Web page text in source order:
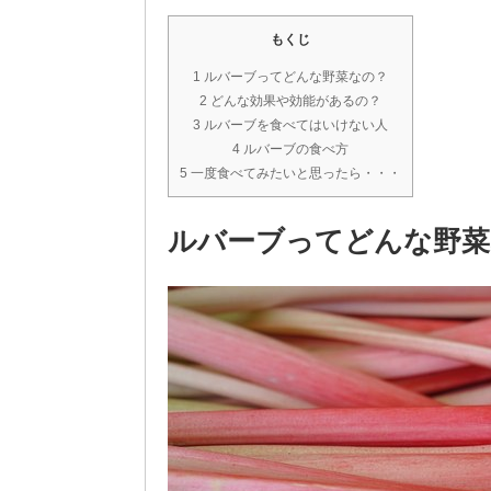
もくじ
1 ルバーブってどんな野菜なの？
2 どんな効果や効能があるの？
3 ルバーブを食べてはいけない人
4 ルバーブの食べ方
5 一度食べてみたいと思ったら・・・
ルバーブってどんな野